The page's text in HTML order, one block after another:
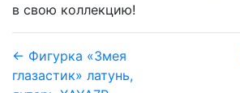
в свою коллекцию!
← Фигурка «Змея
глазастик» латунь,